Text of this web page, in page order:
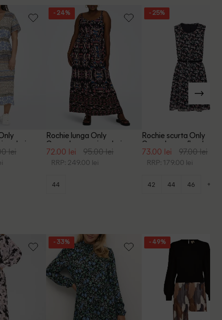
culori
lei
- 24%
Rochie lunga Only
Carmakoma, mix culori
72.00 lei 95.00 lei
RRP: 249.00 lei
44
- 25%
Rochie scurta Only
Carmakoma, floral
73.00 lei 97.00 lei
RRP: 179.00 lei
42 44 46 +4
- 33% - 49%